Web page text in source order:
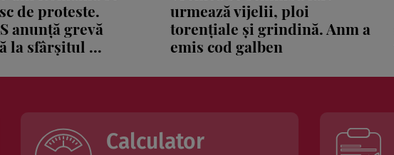
de proteste.
anunță grevă
la sfârșitul ...
urmează vijelii, ploi
torențiale și grindină. Anm a
emis cod galben
Calculator